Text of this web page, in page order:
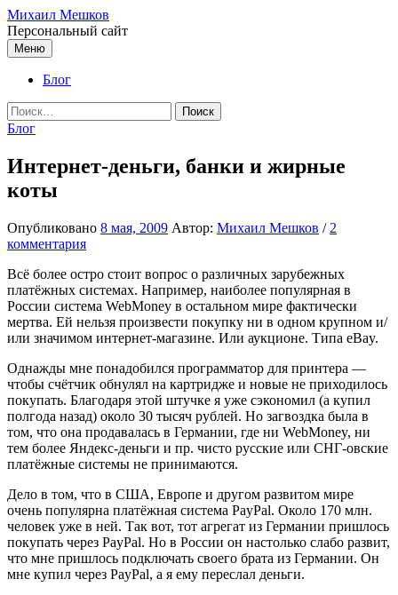
Перейти
к
содержимому
Михаил Мешков
Персональный сайт
Меню
Блог
Найти:
Блог
Интернет-деньги, банки и жирные
коты
Опубликовано 8 мая, 2009 Автор: Михаил Мешков / 2
комментария
Всё более остро стоит вопрос о различных зарубежных
платёжных системах. Например, наиболее популярная в
России система WebMoney в остальном мире фактически
мертва. Ей нельзя произвести покупку ни в одном крупном и/
или значимом интернет-магазине. Или аукционе. Типа eBay.
Однажды мне понадобился программатор для принтера —
чтобы счётчик обнулял на картридже и новые не приходилось
покупать. Благодаря этой штучке я уже сэкономил (а купил
полгода назад) около 30 тысяч рублей. Но загвоздка была в
том, что она продавалась в Германии, где ни WebMoney, ни
тем более Яндекс-деньги и пр. чисто русские или СНГ-овские
платёжные системы не принимаются.
Дело в том, что в США, Европе и другом развитом мире
очень популярна платёжная система PayPal. Около 170 млн.
человек уже в ней. Так вот, тот агрегат из Германии пришлось
покупать через PayPal. Но в России он настолько слабо развит,
что мне пришлось подключать своего брата из Германии. Он
мне купил через PayPal, а я ему переслал деньги.